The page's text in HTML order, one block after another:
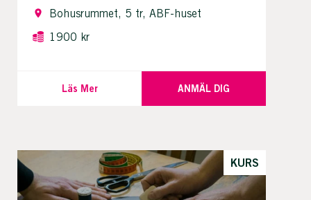
Bohusrummet, 5 tr, ABF-huset
1900 kr
Läs Mer ANMÄL DIG
KURS